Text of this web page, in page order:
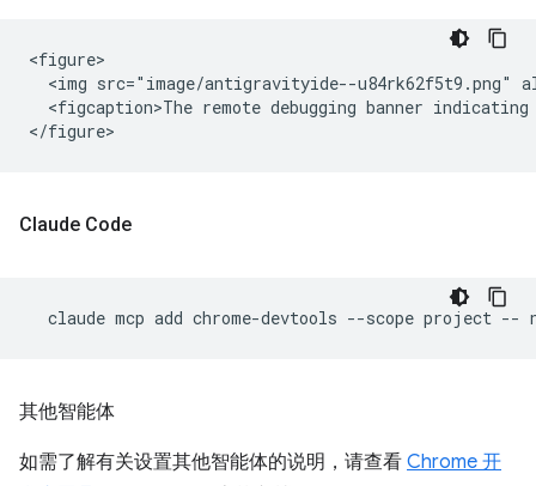
<figure>
<img src="image/antigravityide--u84rk62f5t9.png"
<figcaption>The remote debugging banner
Claude Code
claude mcp add chrome-devtools --scope project --
其他智能体
如需了解有关设置其他智能体的说明，请查看 Chrome 开